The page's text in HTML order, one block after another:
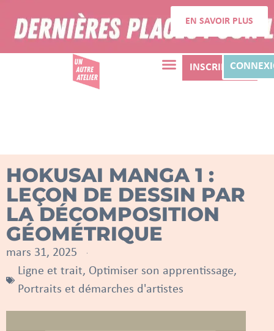
EN SAVOIR PLUS
INSCRIPTION
HOKUSAI MANGA 1 :
LEÇON DE DESSIN PAR
LA DÉCOMPOSITION
GÉOMÉTRIQUE
mars 31, 2025
Ligne et trait, Optimiser son apprentissage,
Portraits et démarches d'artistes